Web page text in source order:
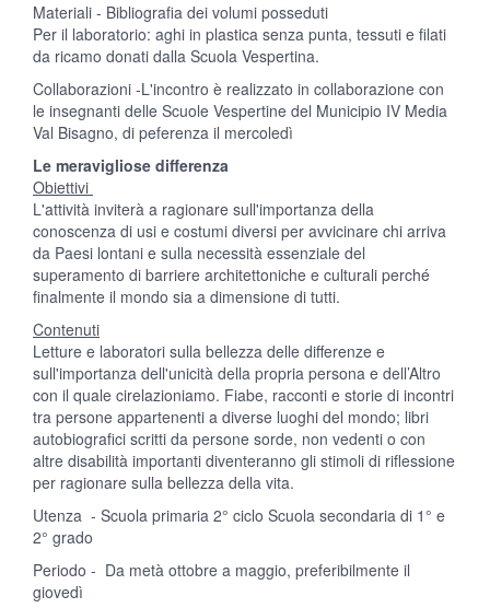
Materiali - Bibliografia dei volumi posseduti
Per il laboratorio: aghi in plastica senza punta, tessuti e filati
da ricamo donati dalla Scuola Vespertina.
Collaborazioni -L'incontro è realizzato in collaborazione con
le insegnanti delle Scuole Vespertine del Municipio IV Media
Val Bisagno, di peferenza il mercoledì
Le meravigliose differenza
Obiettivi
L'attività inviterà a ragionare sull'importanza della
conoscenza di usi e costumi diversi per avvicinare chi arriva
da Paesi lontani e sulla necessità essenziale del
superamento di barriere architettoniche e culturali perché
finalmente il mondo sia a dimensione di tutti.
Contenuti
Letture e laboratori sulla bellezza delle differenze e
sull'importanza dell'unicità della propria persona e dell’Altro
con il quale cirelazioniamo. Fiabe, racconti e storie di incontri
tra persone appartenenti a diverse luoghi del mondo; libri
autobiografici scritti da persone sorde, non vedenti o con
altre disabilità importanti diventeranno gli stimoli di riflessione
per ragionare sulla bellezza della vita.
Utenza - Scuola primaria 2° ciclo Scuola secondaria di 1° e
2° grado
Periodo - Da metà ottobre a maggio, preferibilmente il
giovedì